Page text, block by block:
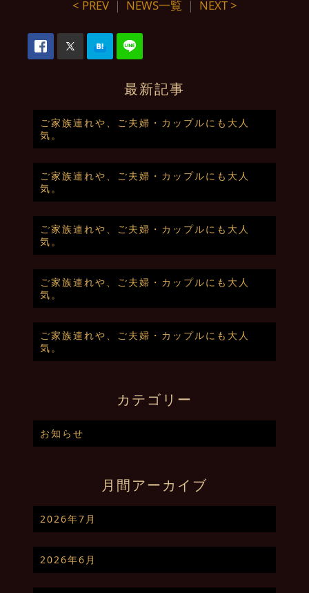
< PREV｜ NEWS一覧 ｜ NEXT >
最新記事
ご家族連れや、ご夫婦・カップルにも大人
気。
ご家族連れや、ご夫婦・カップルにも大人
気。
ご家族連れや、ご夫婦・カップルにも大人
気。
ご家族連れや、ご夫婦・カップルにも大人
気。
ご家族連れや、ご夫婦・カップルにも大人
気。
カテゴリー
お知らせ
月間アーカイブ
2026年7月
2026年6月